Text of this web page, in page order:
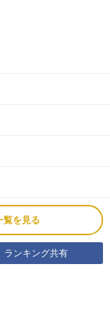
覧を見る
ランキング共有